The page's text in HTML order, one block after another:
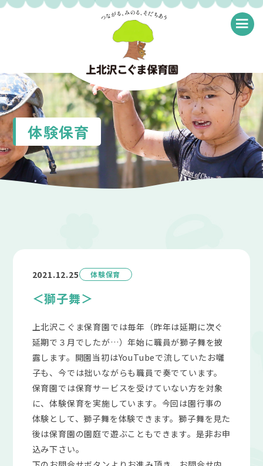
≡
体験保育
2021.12.25 体験保育
＜獅子舞＞
上北沢こぐま保育園では毎年（昨年は延期に次ぐ
延期で３月でしたが…）年始に職員が獅子舞を披
露します。開園当初はYouTubeで流していたお囃
子も、今では拙いながらも職員で奏でています。
保育園では保育サービスを受けていない方を対象
に、体験保育を実施しています。今回は園行事の
体験として、獅子舞を体験できます。獅子舞を見た
後は保育園の園庭で遊ぶこともできます。是非お申
込み下さい。